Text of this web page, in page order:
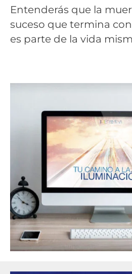
Entenderás que la
suceso que termina
es parte de la vida